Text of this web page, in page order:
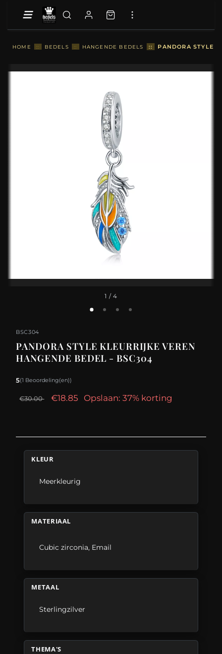
HOME :: BEDELS :: HANGENDE BEDELS :: PANDORA STYLE
1 / 4
BSC304
PANDORA STYLE KLEURRIJKE VEREN
HANGENDE BEDEL - BSC304
5(1 Beoordeling(en))
€30.00 €18.85 Opslaan: 37% korting
KLEUR
Meerkleurig
MATERIAAL
Cubic zirconia, Email
METAAL
Sterlingzilver
THEMA'S